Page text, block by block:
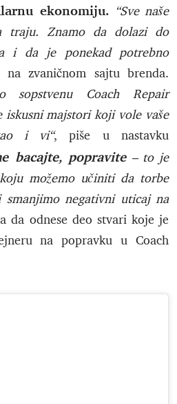
ekonomiju. “Sve naše
traju. Znamo da dolazi do
i da je ponekad potrebno
zvaničnom sajtu brenda.
sopstvenu Coach Repair
iskusni majstori koji vole vaše
i vi“, piše u nastavku
bacajte, popravite– to je
možemo učiniti da torbe
negativni uticaj na
da odnese deo stvari koje je
na popravku u Coach